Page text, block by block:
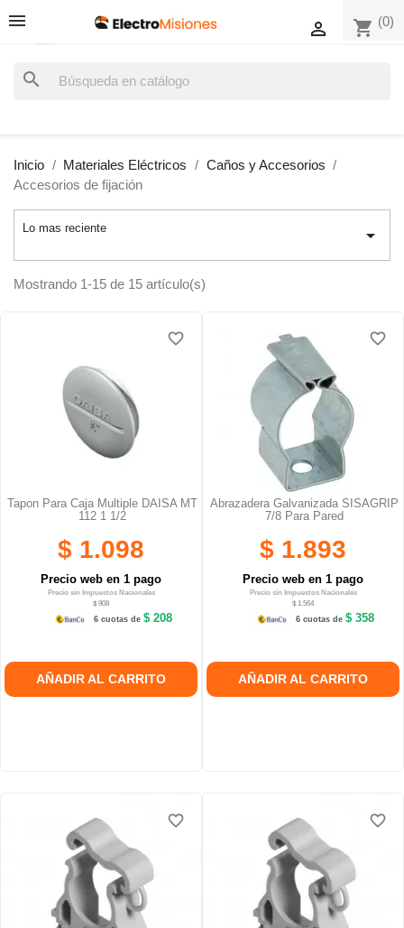
shopping_cart (0)

search
Inicio Materiales Eléctricos
Caños y Accesorios
Accesorios de fijación
Lo mas reciente 
Mostrando 1-15 de 15 artículo(s)
Tapon Para Caja Multiple DAISA MT
112 1 1/2
$ 1.098
Precio web en 1 pago
Precio sin Impuestos Nacionales
$ 908
6 cuotas de$ 208
AÑADIR AL CARRITO
favorite_border
favorite_border
Abrazadera Galvanizada SISAGRIP
7/8 Para Pared
$ 1.893
Precio web en 1 pago
Precio sin Impuestos Nacionales
$ 1.564
6 cuotas de$ 358
AÑADIR AL CARRITO
favorite_border
favorite_border
favorite_border
favorite_border favorite_border
favorite_border